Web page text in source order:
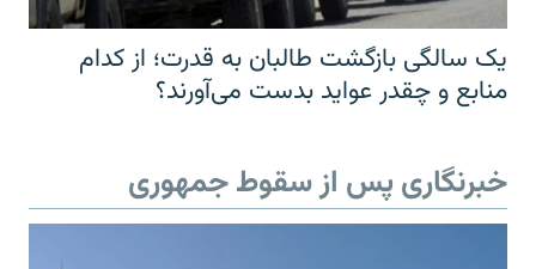
یک سالگی بازگشت طالبان به قدرت؛ از کدام
منابع و چقدر عواید بدست می‌آورند؟
خبرنگاری پس از سقوط جمهوری